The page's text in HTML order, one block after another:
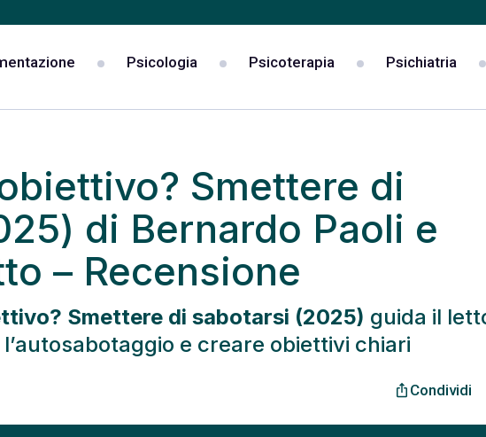
Psicologia Psicoterapia Psichiatria
Smettere di
di Bernardo Paoli e
– Recensione
Smettere di sabotarsi (2025) guida il
e creare obiettivi chiari
ios_share Condividi